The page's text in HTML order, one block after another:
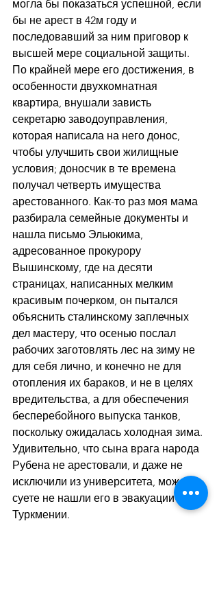
могла бы показаться успешной, если
бы не арест в 42м году и
последовавший за ним приговор к
высшей мере социальной защиты.
По крайней мере его достижения, в
особенности двухкомнатная
квартира, внушали зависть
секретарю заводоуправления,
которая написала на него донос,
чтобы улучшить свои жилищные
условия; доносчик в те времена
получал четверть имущества
арестованного. Как-то раз моя мама
разбирала семейные документы и
нашла письмо Эльюкима,
адресованное прокурору
Вышинскому, где на десяти
страницах, написанных мелким
красивым почерком, он пытался
объяснить сталинскому заплечных
дел мастеру, что осенью послал
рабочих заготовлять лес на зиму не
для себя лично, и конечно не для
отопления их бараков, и не в целях
вредительства, а для обеспечения
бесперебойного выпуска танков,
поскольку ожидалась холодная зима.
Удивительно, что сына врага народа
Рубена не арестовали, и даже не
исключили из университета, может в
суете не нашли его в эвакуации в
Туркмении.